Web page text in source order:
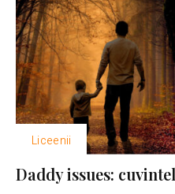
Liceenii
Daddy issues: